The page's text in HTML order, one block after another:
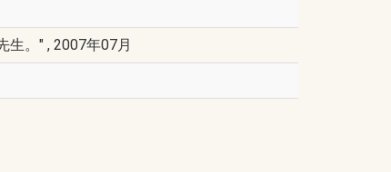
。" , 2007年07月